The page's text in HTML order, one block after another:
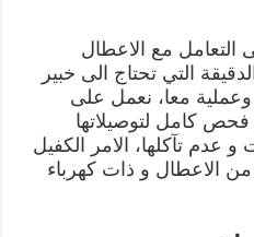
التعامل مع الاعطال
التي تحتاج الى خبير
معا، نعمل على
فحص كامل لتوصيلاتها
عدم تآكلها، الامر الكفيل
الاعطال و ذات كهرباء